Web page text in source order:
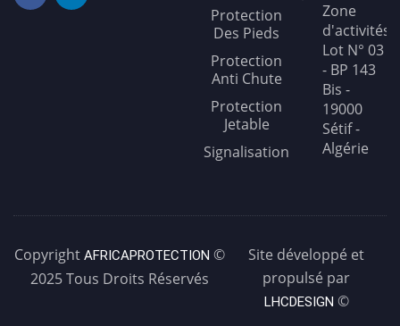
Protection
Des Pieds
Protection
Anti Chute
Protection
Jetable
Signalisation
Zone
d'activités
Lot N° 03
- BP 143
Bis -
19000
Sétif -
Algérie
CopyrightAFRICAPROTECTION ©
2025 Tous Droits Réservés
Site développé et
propulsé par
LHCDESIGN ©